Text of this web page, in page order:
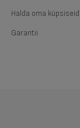
Halda oma küpsiseid
Garantii